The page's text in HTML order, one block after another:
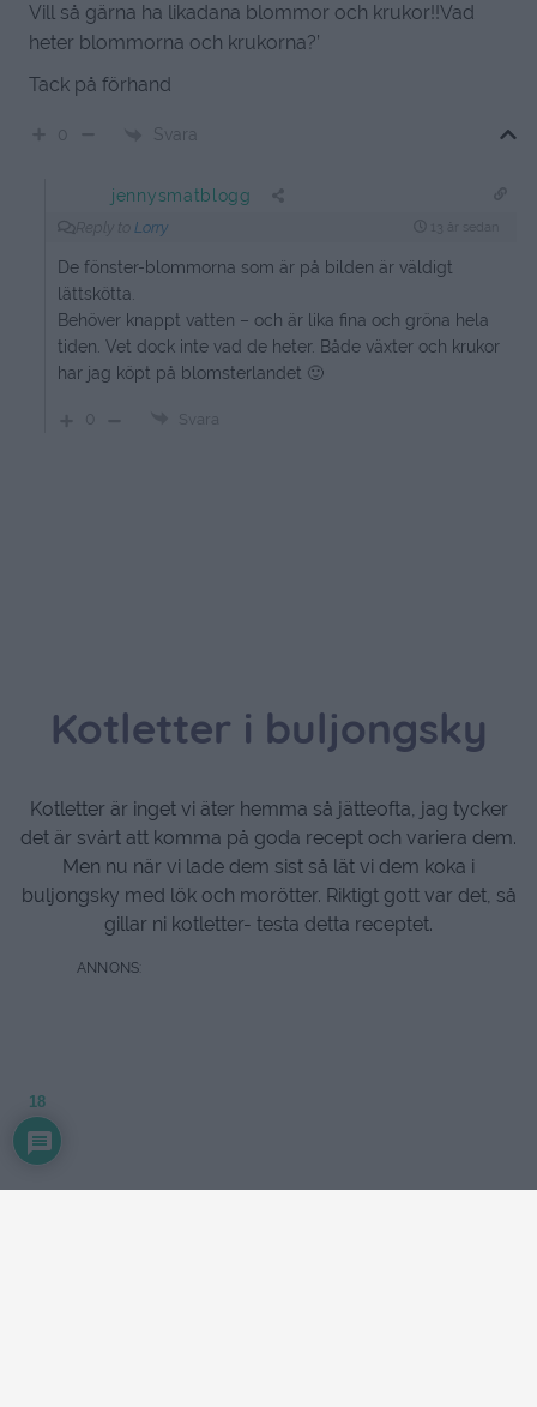
Vill så gärna ha likadana blommor och krukor!!Vad
heter blommorna och krukorna?’
Tack på förhand
Svara
jennysmatblogg
Lorry
De fönster-blommorna som är på bilden är väldigt
lättskötta.
Behöver knappt vatten – och är lika fina och gröna hela
tiden. Vet dock inte vad de heter. Både växter och krukor
har jag köpt på blomsterlandet 🙂
Svara
Kotletter i buljongsky
Kotletter är inget vi äter hemma så jätteofta, jag tycker
det är svårt att komma på goda recept och variera dem.
Men nu när vi lade dem sist så lät vi dem koka i
buljongsky med lök och morötter. Riktigt gott var det, så
gillar ni kotletter- testa detta receptet.
18